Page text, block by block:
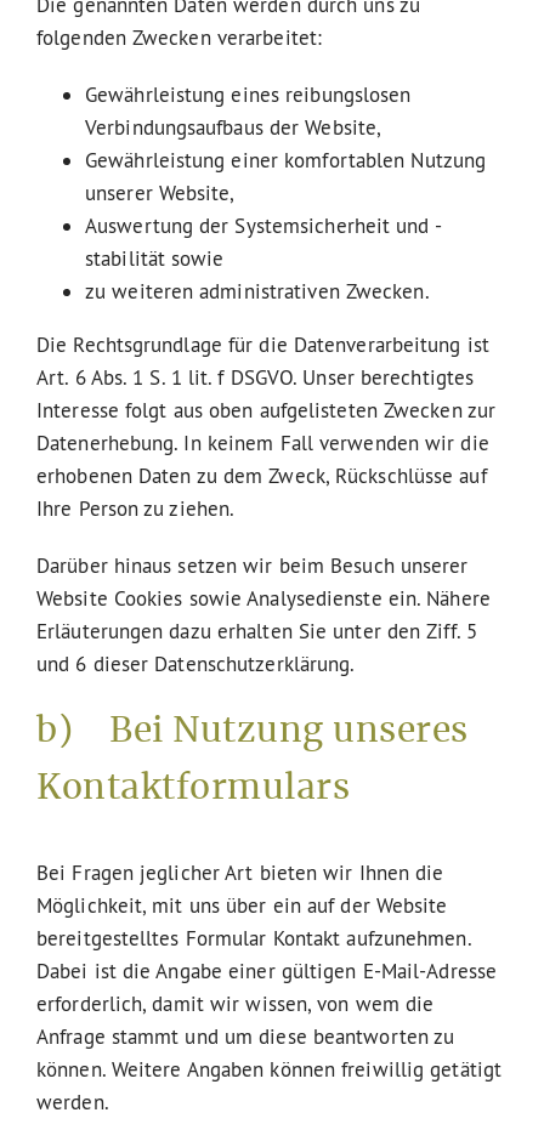
folgenden Zwecken verarbeitet:
Gewährleistung eines reibungslosen
Verbindungsaufbaus der Website,
Gewährleistung einer komfortablen Nutzung
unserer Website,
Auswertung der Systemsicherheit und -
stabilität sowie
zu weiteren administrativen Zwecken.
Die Rechtsgrundlage für die Datenverarbeitung ist
Art. 6 Abs. 1 S. 1 lit. f DSGVO. Unser berechtigtes
Interesse folgt aus oben aufgelisteten Zwecken zur
Datenerhebung. In keinem Fall verwenden wir die
erhobenen Daten zu dem Zweck, Rückschlüsse auf
Ihre Person zu ziehen.
Darüber hinaus setzen wir beim Besuch unserer
Website Cookies sowie Analysedienste ein. Nähere
Erläuterungen dazu erhalten Sie unter den Ziff. 5
und 6 dieser Datenschutzerklärung.
b) Bei Nutzung unseres
Kontaktformulars
Bei Fragen jeglicher Art bieten wir Ihnen die
Möglichkeit, mit uns über ein auf der Website
bereitgestelltes Formular Kontakt aufzunehmen.
Dabei ist die Angabe einer gültigen E-Mail-Adresse
erforderlich, damit wir wissen, von wem die
Anfrage stammt und um diese beantworten zu
können. Weitere Angaben können freiwillig getätigt
werden.